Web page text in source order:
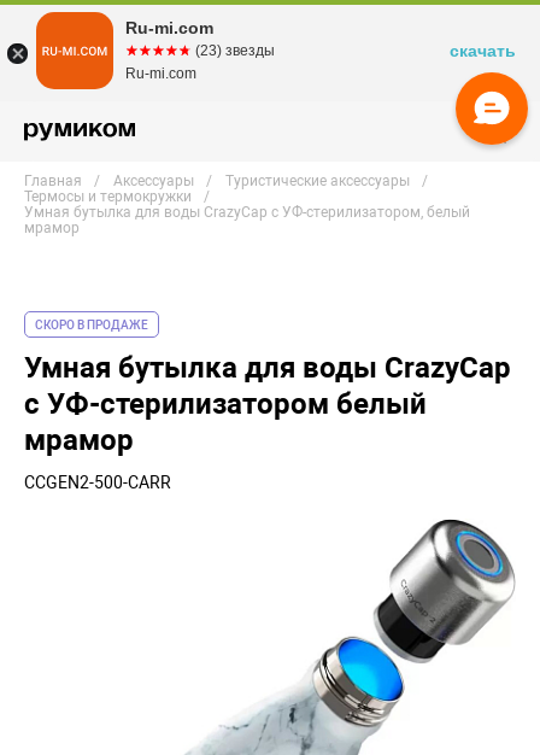
Главная Аксессуары
Туристические аксессуары
Термосы и термокружки
Умная бутылка для воды CrazyCap с УФ-стерилизатором, белый
мрамор
СКОРО В ПРОДАЖЕ
Умная бутылка для воды CrazyCap
с УФ-стерилизатором белый
мрамор
CCGEN2-500-CARR
Ru-mi.com
☆☆☆☆☆
★★★★★ (23) звезды
Ru-mi.com
скачать